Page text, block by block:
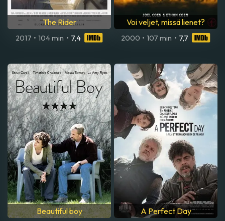
The Rider
2017 • 104 min • 7,4
Voi veljet, missä lienet?
2000 • 107 min • 7,7
Beautiful boy A Perfect Day